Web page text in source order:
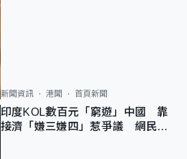
新聞資訊 港聞 首頁新聞
印度KOL數百元「窮遊」中國 靠
接濟「嫌三嫌四」惹爭議 網民：